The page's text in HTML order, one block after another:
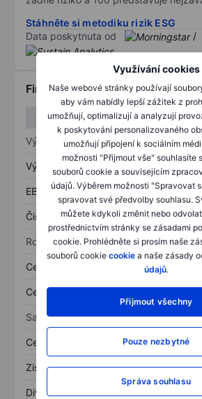
Využívání cookies
Naše webové stránky používají
aby vám nabídly lepší zážitek z
umožňují, optimalizují a analyzují
k poskytování personalizovaného
umožňují připojení k sociálním
možnosti "Přijmout vše" souhlasíte
souborů cookie a souvisejícím
údajů. Výběrem možnosti "Spravovat
spravovat své předvolby souhlasu.
můžete kdykoli změnit nebo
prostřednictvím stránky se zásadami
cookie. Prohlédněte si prosím naše
souborů cookie cookie a naše zásady
údajů.
Přijmout všechny
Pouze nezbytné
Správa souhlasu
Stáhněte si metodiku rizik ESG
Data poskytnuta od
/
Finanční informace
1.
Výkaz zisku a ztráty
Výnos
EBITDA
Čistý příjem
Rozvaha
Celková aktiva
Celkový dluh
Sazby
Cena/tržby
Zisk na akcii
Dividenda na akcii